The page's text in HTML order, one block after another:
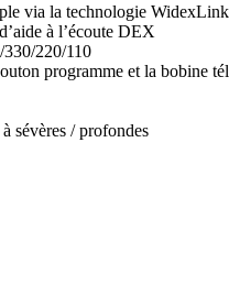
via la technologie
à l’écoute DEX
220/110
programme et la bobine
sévères / profondes